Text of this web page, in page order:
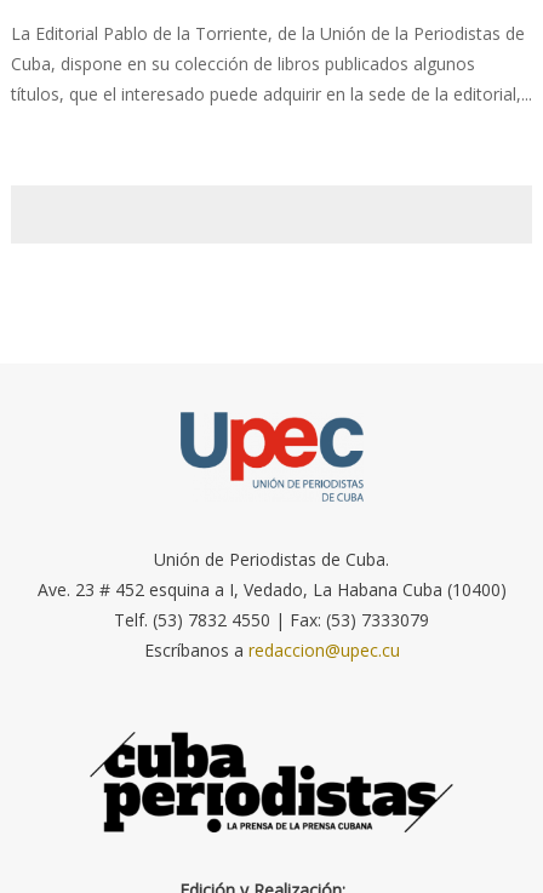
La Editorial Pablo de la Torriente, de la Unión de la Periodistas de
Cuba, dispone en su colección de libros publicados algunos
títulos, que el interesado puede adquirir en la sede de la editorial,...
Unión de Periodistas de Cuba.
Ave. 23 # 452 esquina a I, Vedado, La Habana Cuba (10400)
Telf. (53) 7832 4550 | Fax: (53) 7333079
Escríbanos a redaccion@upec.cu